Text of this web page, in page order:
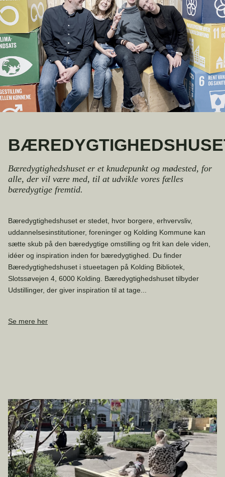
Bæredygtighedshuset er et knudepunkt og mødested, for
alle, der vil være med, til at udvikle vores fælles
bæredygtige fremtid.
Bæredygtighedshuset er stedet, hvor borgere, erhvervsliv,
uddannelsesinstitutioner, foreninger og Kolding Kommune kan
sætte skub på den bæredygtige omstilling og frit kan dele viden,
idéer og inspiration inden for bæredygtighed. Du finder
Bæredygtighedshuset i stueetagen på Kolding Bibliotek,
Slotssøvejen 4, 6000 Kolding. Bæredygtighedshuset tilbyder
Udstillinger, der giver inspiration til at tage...
Se mere her